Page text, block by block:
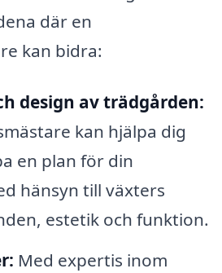
där en
kan bidra:
design av trädgården:
kan hjälpa dig
en plan för din
hänsyn till växters
estetik och funktion.
Med expertis inom